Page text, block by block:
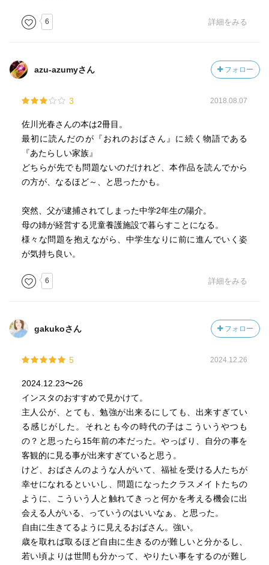
6 詳細をみる
azu-azumyさん フォロー
3 2018.08.07
佐川光春さんの本は2冊目。
最初に読んだのが『おれのおばさん』に続く物語である
『あたらしい家族』
どちらが先でも問題ないのだけれど、本作品を読んでから
の方が、なるほど～、と思ったかも。
突然、父が逮捕されてしまった中学2年生の陽介。
母の姉が経営する児童養護施設で暮らすことになる。
様々な問題を抱えながら、中学生なりに前に進んでいく姿
が気持ち良い。
6 詳細をみる
gakukoさん フォロー
5 2024.12.26
2024.12.23〜26
インスタのおすすめで見かけて。
主人公が、とても、勉強が出来るにしても、出来すぎてい
る感じがした。それとも今の時代の子はこういうやつも
の？と思ったら15年前の本だった。やっぱり、自分の事を
客観的に見る事が出来すぎていると思う。
けど、おばさんのような人がいて、福祉を受ける人たちが
幸せになれるといいし、問題になったクラスメイトたちの
ように、こういう人と触れてきっと何かを考える機会に出
会える人がいる、っていうのはいいなぁ、と思った。
自由に生きてるように見えるおばさん。強い。
歳を取れば取るほど自由に生きるのが難しいと分かるし、
若い頃よりは世間も分かって、やりたい事をするのが難し